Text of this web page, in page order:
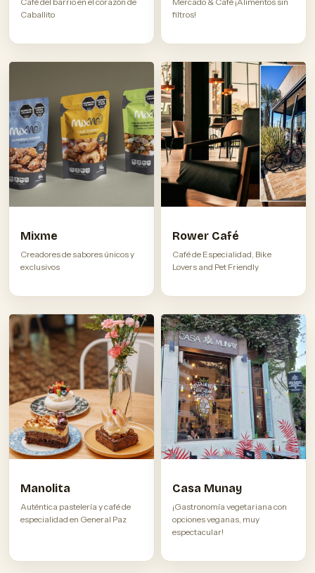
Caballito
filtros!
Mixme
Creadores de sabores únicos y
exclusivos
Rower Café
Café de Especialidad, Bike
Lovers and Pet Friendly
Manolita
Auténtica pastelería y café de
especialidad en General Paz
Casa Munay
¡Gastronomía vegetariana con
opciones veganas, muy
espectacular!